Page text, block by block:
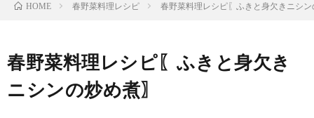
HOME 春野菜料理レシピ 春野菜料理レシピ〖ふきと身欠きニシ
春野菜料理レシピ〖ふきと身欠き
ニシンの炒め煮〗